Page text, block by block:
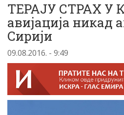
ТЕРАЈУ СТРАХ У
авијација никад
Сирији
09.08.2016. - 9:49